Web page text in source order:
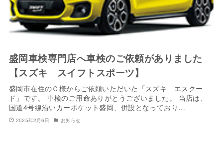
盛岡車検専門店へ車検のご依頼がありました
【スズキ スイフトスポーツ】
盛岡市在住のＣ様からご依頼いただいた「スズキ エスクー
ド」です。 車検のご用命ありがとうございました。 当店は、
国道4号線沿いカーポケット盛岡、併設となっており…
2025年2月6日 お知らせ